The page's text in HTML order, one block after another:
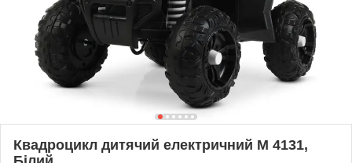
Квадроцикл дитячий електричний M 4131,